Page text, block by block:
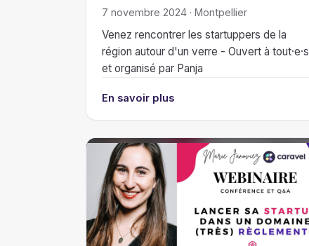
7 novembre 2024 · Montpellier
Venez rencontrer les startuppers de la
région autour d'un verre - Ouvert à tout·e·s
et organisé par Panja
En savoir plus